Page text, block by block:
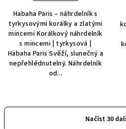
Habaha Paris – náhrdelník s
tyrkysovými korálky a zlatými
mincemi Korálkový náhrdelník
s mincemi | tyrkysová |
Habaha Paris Svěží, slunečný a
nepřehlédnutelný. Náhrdelník
od...
Načíst 30